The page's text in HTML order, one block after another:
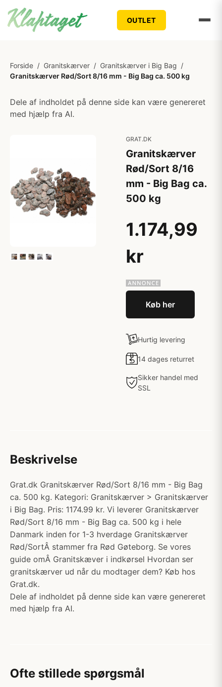
OUTLET
Forside / Granitskærver / Granitskærver i Big Bag /
Granitskærver Rød/Sort 8/16 mm - Big Bag ca. 500 kg
Dele af indholdet på denne side kan være genereret
med hjælp fra AI.
GRAT.DK
Granitskærver
Rød/Sort 8/16
mm - Big Bag ca.
500 kg
1.174,99
kr
Køb her
Hurtig levering
14 dages returret
Sikker handel med
SSL
Beskrivelse
Grat.dk Granitskærver Rød/Sort 8/16 mm - Big Bag
ca. 500 kg. Kategori: Granitskærver > Granitskærver
i Big Bag. Pris: 1174.99 kr. Vi leverer Granitskærver
Rød/Sort 8/16 mm - Big Bag ca. 500 kg i hele
Danmark inden for 1-3 hverdage Granitskærver
Rød/SortÂ stammer fra Rød Gøteborg. Se vores
guide omÂ Granitskæver i indkørsel Hvordan ser
granitskærver ud når du modtager dem? Køb hos
Grat.dk.
Dele af indholdet på denne side kan være genereret
med hjælp fra AI.
Ofte stillede spørgsmål